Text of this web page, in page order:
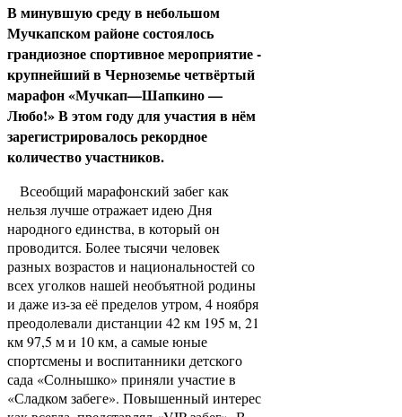
В минувшую среду в небольшом
Мучкапском районе состоялось
грандиозное спортивное мероприятие -
крупнейший в Черноземье четвёртый
марафон «Мучкап—Шапкино —
Любо!» В этом году для участия в нём
зарегистрировалось рекордное
количество участников.
Всеобщий марафонский забег как
нельзя лучше отражает идею Дня
народного единства, в который он
проводится. Более тысячи человек
разных возрастов и национальностей со
всех уголков нашей необъятной родины
и даже из-за её пределов утром, 4 ноября
преодолевали дистанции 42 км 195 м, 21
км 97,5 м и 10 км, а самые юные
спортсмены и воспитанники детского
сада «Солнышко» приняли участие в
«Сладком забеге». Повышенный интерес